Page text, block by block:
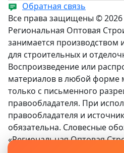
Обратная связь
Все права защищены © 2026
Региональная Оптовая
занимается производством
для строительных и
Воспроизведение или
материалов в любой форме
только с письменного
правообладателя. При
правообладателя и
обязательна. Словесные
«Региональная Оптовая